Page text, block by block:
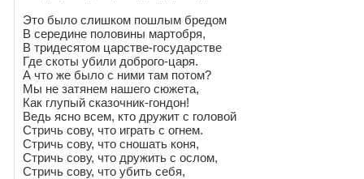
Это было слишком пошлым бредом
В середине половины мартобря,
В тридесятом царстве-государстве
Где скоты убили доброго-царя.
А что же было с ними там потом?
Мы не затянем нашего сюжета,
Как глупый сказочник-гондон!
Ведь ясно всем, кто дружит с головой
Стричь сову, что играть с огнем.
Стричь сову, что сношать коня,
Стричь сову, что дружить с ослом,
Стричь сову, что убить себя,